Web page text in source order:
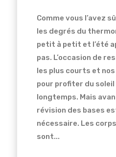
Comme vous l’avez
les degrés du
petit à petit et l’été
pas. L’occasion de
les plus courts et
pour profiter du
longtemps. Mais
révision des bases
nécessaire. Les
sont...